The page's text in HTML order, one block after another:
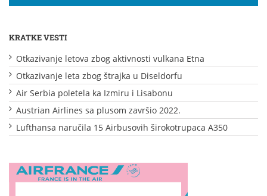
KRATKE VESTI
Otkazivanje letova zbog aktivnosti vulkana Etna
Otkazivanje leta zbog štrajka u Diseldorfu
Air Serbia poletela ka Izmiru i Lisabonu
Austrian Airlines sa plusom završio 2022.
Lufthansa naručila 15 Airbusovih širokotrupaca A350